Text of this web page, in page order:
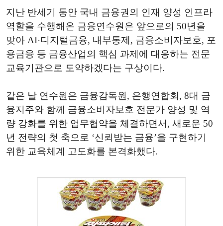
지난 반세기 동안 국내 금융권의 인재 양성 인프라
역할을 수행해온 금융연수원은 앞으로의 50년을
맞아 AI·디지털금융, 내부통제, 금융소비자보호, 포
용금융 등 금융산업의 핵심 과제에 대응하는 전문
교육기관으로 도약하겠다는 구상이다.
같은 날 연수원은 금융감독원, 은행연합회, 8대 금
융지주와 함께 금융소비자보호 전문가 양성 및 역
량 강화를 위한 업무협약을 체결하면서, 새로운 50
년 전략의 첫 축으로 ‘신뢰받는 금융’을 구현하기
위한 교육체계 고도화를 본격화했다.